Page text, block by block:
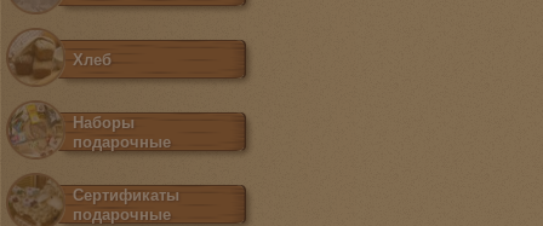
Хлеб
Наборы
подарочные
Сертификаты
подарочные